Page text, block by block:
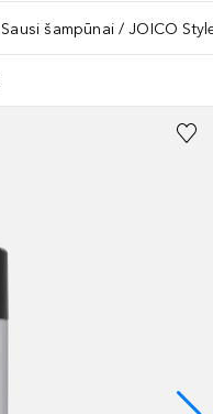
Sausi šampūnai JOICO